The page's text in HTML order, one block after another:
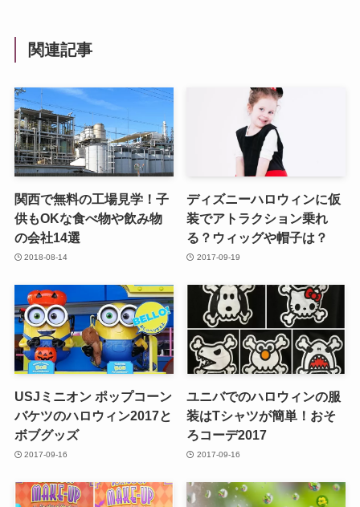
関連記事
関西で無料の工場見学！子
供もOKな食べ物や飲み物
の会社14選
2018-08-14
ディズニーハロウィンに仮
装でアトラクション乗れ
る？ウィッグや帽子は？
2017-09-19
USJミニオン ポップコーン
バケツのハロウィン2017と
ボブグッズ
2017-09-16
ユニバでのハロウィンの服
装はTシャツが簡単！おそ
ろコーデ2017
2017-09-16